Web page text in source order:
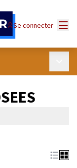
Se connecter